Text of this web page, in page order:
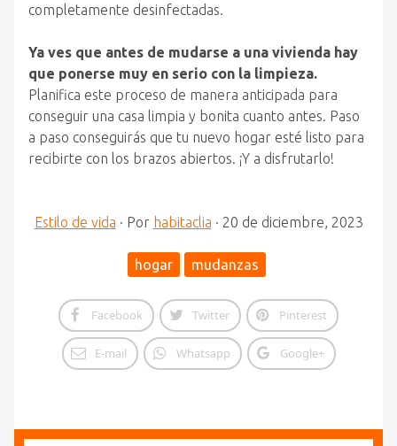
completamente desinfectadas.
Ya ves que antes de mudarse a una vivienda hay
que ponerse muy en serio con la limpieza.
Planifica este proceso de manera anticipada para
conseguir una casa limpia y bonita cuanto antes. Paso
a paso conseguirás que tu nuevo hogar esté listo para
recibirte con los brazos abiertos. ¡Y a disfrutarlo!
Estilo de vida · Por habitaclia · 20 de diciembre, 2023
hogar mudanzas
Facebook Twitter Pinterest
E-mail Whatsapp Google+